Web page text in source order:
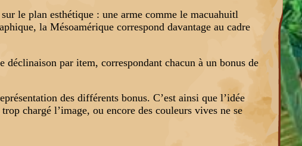
le plan esthétique : une arme comme le macuahuitl
la Mésoamérique correspond davantage au cadre
par item, correspondant chacun à un bonus de
des différents bonus. C’est ainsi que l’idée
chargé l’image, ou encore des couleurs vives ne se